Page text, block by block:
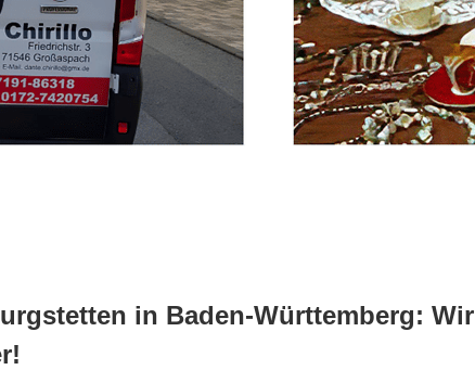
in Baden-Württemberg: